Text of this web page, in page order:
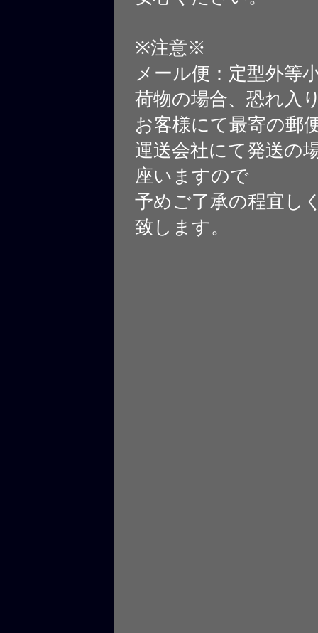
※注意※
メール便：定型外等
荷物の場合、恐れ入
お客様にて最寄の郵
運送会社にて発送の
座いますので
予めご了承の程宜し
致します。